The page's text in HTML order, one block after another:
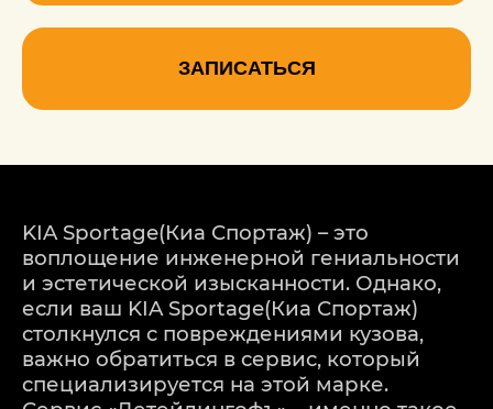
ЗАПИСАТЬСЯ
KIA Sportage(Киа Спортаж) – это
воплощение инженерной гениальности
и эстетической изысканности. Однако,
если ваш KIA Sportage(Киа Спортаж)
столкнулся с повреждениями кузова,
важно обратиться в сервис, который
специализируется на этой марке.